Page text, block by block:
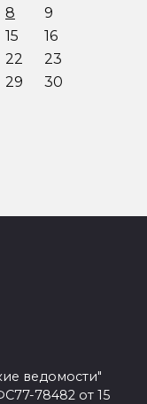
8
9
15
16
22
23
29
30
ведомости"
78482 от 15